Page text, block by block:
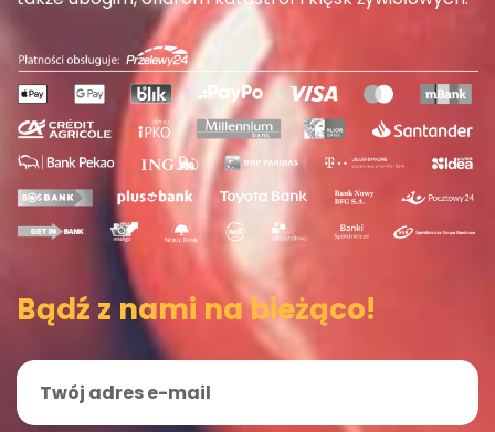
Bądź z nami na bieżąco!